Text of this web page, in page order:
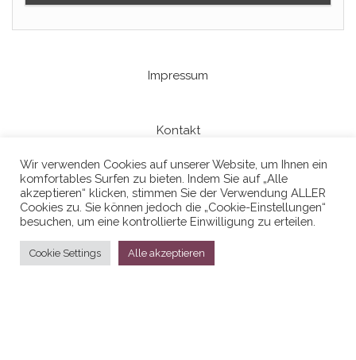
Impressum
Kontakt
Datenschutzerklaerung
Stolz präsentiert vonWordPress
Wir verwenden Cookies auf unserer Website, um Ihnen ein
komfortables Surfen zu bieten. Indem Sie auf „Alle
akzeptieren“ klicken, stimmen Sie der Verwendung ALLER
Cookies zu. Sie können jedoch die „Cookie-Einstellungen“
besuchen, um eine kontrollierte Einwilligung zu erteilen.
Cookie Settings Alle akzeptieren